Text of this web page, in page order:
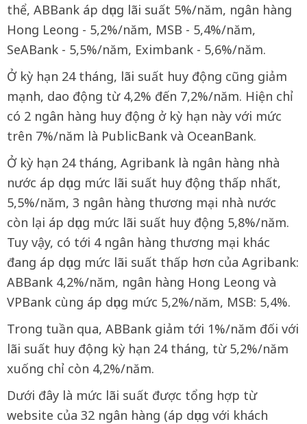
thể, ABBank áp dụng lãi suất 5%/năm, ngân hàng
Hong Leong - 5,2%/năm, MSB - 5,4%/năm,
SeABank - 5,5%/năm, Eximbank - 5,6%/năm.
Ở kỳ hạn 24 tháng, lãi suất huy động cũng giảm
mạnh, dao động từ 4,2% đến 7,2%/năm. Hiện chỉ
có 2 ngân hàng huy động ở kỳ hạn này với mức
trên 7%/năm là PublicBank và OceanBank.
Ở kỳ hạn 24 tháng, Agribank là ngân hàng nhà
nước áp dụng mức lãi suất huy động thấp nhất,
5,5%/năm, 3 ngân hàng thương mại nhà nước
còn lại áp dụng mức lãi suất huy động 5,8%/năm.
Tuy vậy, có tới 4 ngân hàng thương mại khác
đang áp dụng mức lãi suất thấp hơn của Agribank:
ABBank 4,2%/năm, ngân hàng Hong Leong và
VPBank cùng áp dụng mức 5,2%/năm, MSB: 5,4%.
Trong tuần qua, ABBank giảm tới 1%/năm đối với
lãi suất huy động kỳ hạn 24 tháng, từ 5,2%/năm
xuống chỉ còn 4,2%/năm.
Dưới đây là mức lãi suất được tổng hợp từ
website của 32 ngân hàng (áp dụng với khách